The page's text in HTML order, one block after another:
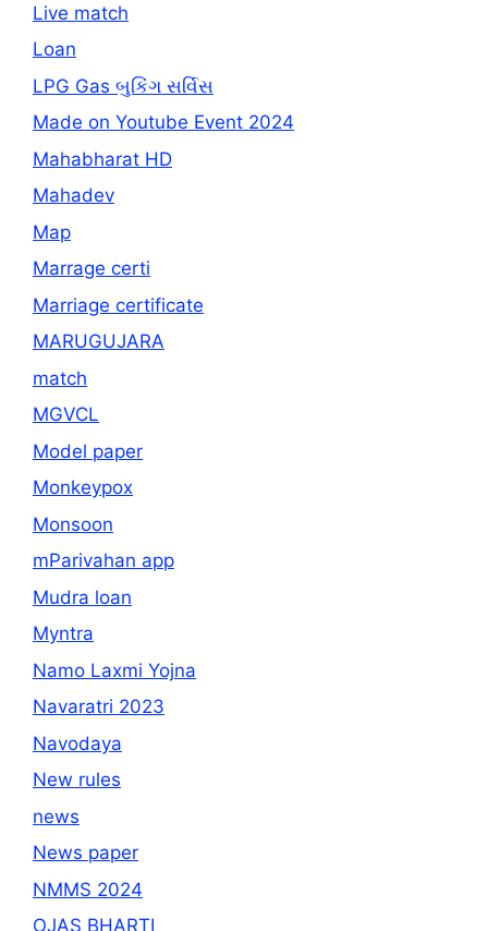
Live match
Loan
LPG Gas બુકિંગ સર્વિસ
Made on Youtube Event 2024
Mahabharat HD
Mahadev
Map
Marrage certi
Marriage certificate
MARUGUJARA
match
MGVCL
Model paper
Monkeypox
Monsoon
mParivahan app
Mudra loan
Myntra
Namo Laxmi Yojna
Navaratri 2023
Navodaya
New rules
news
News paper
NMMS 2024
OJAS BHARTI